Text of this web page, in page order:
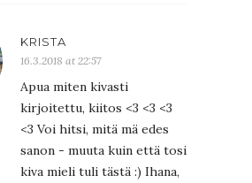
KRISTA
16.3.2018 at 22:57
Apua miten kivasti
kirjoitettu, kiitos <3 <3 <3
<3 Voi hitsi, mitä mä edes
sanon - muuta kuin että tosi
kiva mieli tuli tästä :) Ihana,